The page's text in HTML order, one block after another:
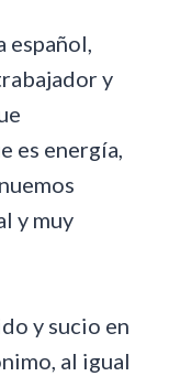
español,
y
es energía,
y muy
y sucio en
al igual